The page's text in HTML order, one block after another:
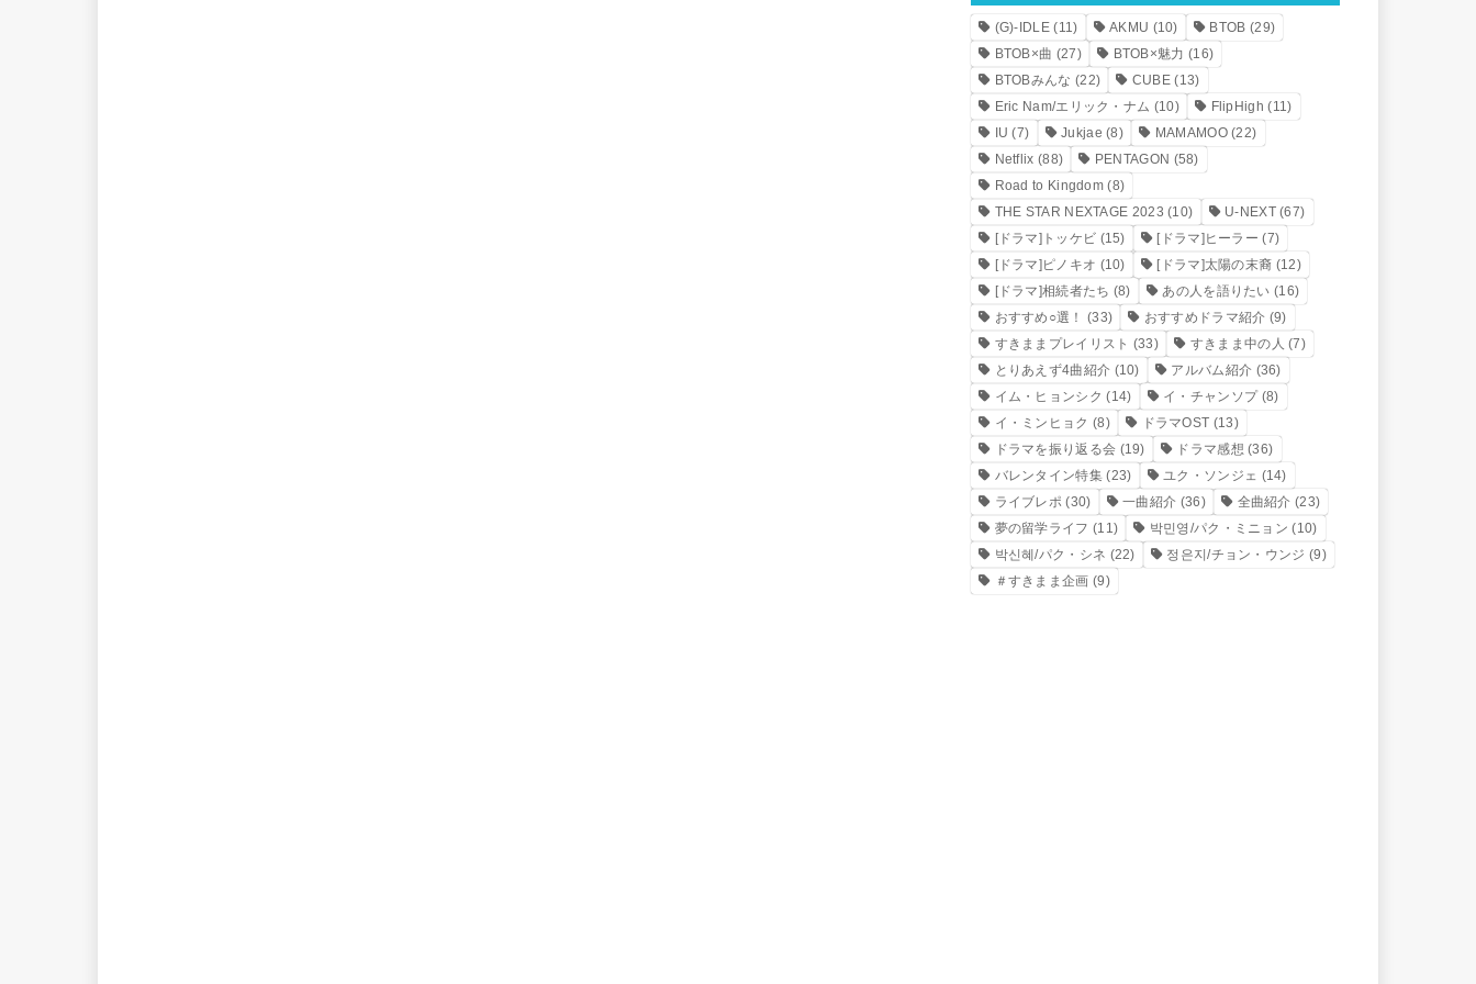
(G)-IDLE(11) AKMU (10) BTOB (29)
BTOB×曲 (27) BTOB×魅力 (16)
BTOBみんな (22) CUBE (13)
Eric Nam/エリック・ナム (10) FlipHigh (11)
IU (7) Jukjae (8) MAMAMOO(22)
Netflix (88) PENTAGON (58)
Road to Kingdom (8)
THE STAR NEXTAGE 2023 (10) U-NEXT(67)
[ドラマ]トッケビ (15) [ドラマ]ヒーラー (7)
[ドラマ]ピノキオ (10) [ドラマ]太陽の末裔 (12)
[ドラマ]相続者たち (8) あの人を語りたい (16)
おすすめ○選！
(33) おすすめドラマ紹介 (9)
すきままプレイリスト (33) すきまま中の人 (7)
とりあえず4曲紹介 (10) アルバム紹介 (36)
イム・ヒョンシク (14) イ・チャンソプ(8)
イ・ミンヒョク (8) ドラマOST (13)
ドラマを振り返る会 (19) ドラマ感想 (36)
バレンタイン特集(23) ユク・ソンジェ (14)
ライブレポ (30) 一曲紹介 (36) 全曲紹介 (23)
夢の留学ライフ (11) 박민영/パク・ミニョン (10)
박신혜/パク・シネ (22) 정은지/チョン・ウンジ (9)
＃すきまま企画 (9)